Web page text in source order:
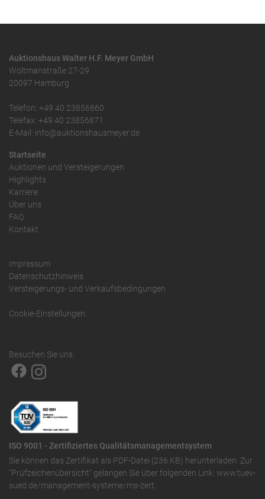
Auktionshaus Walter H.F. Meyer GmbH
Woltmanstraße 27-29
20097 Hamburg
Telefon: +49 40 23856860
Telefax: +49 40 23856871
E-Mail: info@auktionshausmeyer.de
Startseite
Auktionen und Versteigerungen
Highlights
Karriere
Über uns
FAQ
Kontakt
Impressum
Datenschutzhinweis
Versteigerungs- und Verkaufsbedingungen
Cookie-Einstellungen
Besuchen Sie uns:
ISO 9001 - Zertifiziertes Qualitätsmanagementsystem
Sie können das Zertifikat als PDF-Datei (236 KB) herunterladen. Zur
"Prüfzeichenübersicht" gelangen Sie über folgenden Link: www.tuev-
sued.de/management-systeme/ms-zert